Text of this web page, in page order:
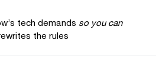
tech demands so you can
the rules